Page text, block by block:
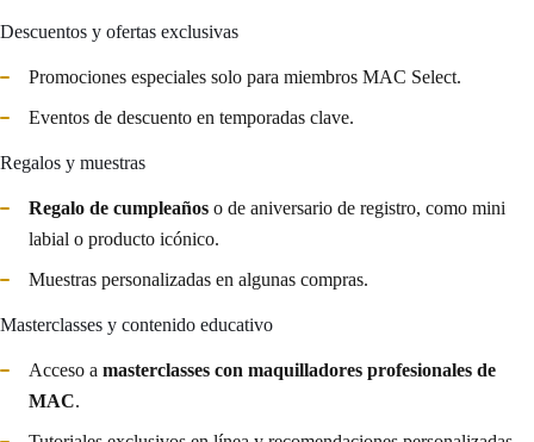
Descuentos y ofertas exclusivas
Promociones especiales solo para miembros MAC Select.
Eventos de descuento en temporadas clave.
Regalos y muestras
Regalo de cumpleaños o de aniversario de registro, como mini
labial o producto icónico.
Muestras personalizadas en algunas compras.
Masterclasses y contenido educativo
Acceso a masterclasses con maquilladores profesionales de
MAC.